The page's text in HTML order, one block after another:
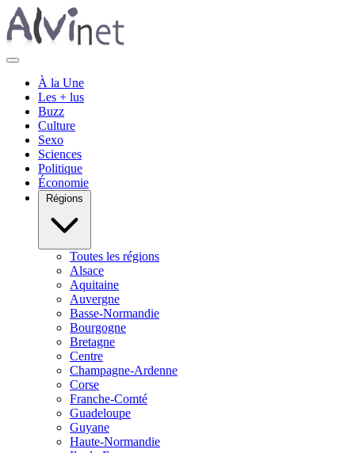
À la Une
Les + lus
Buzz
Culture
Sexo
Sciences
Politique
Économie
Régions
Toutes les régions
Alsace
Aquitaine
Auvergne
Basse-Normandie
Bourgogne
Bretagne
Centre
Champagne-Ardenne
Corse
Franche-Comté
Guadeloupe
Guyane
Haute-Normandie